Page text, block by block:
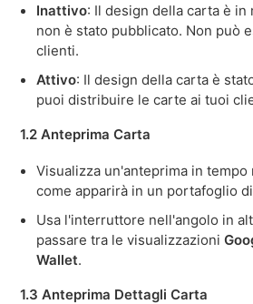
Inattivo: Il design della carta è in
non è stato pubblicato. Non può
clienti.
Attivo: Il design della carta è
puoi distribuire le carte ai tuoi
1.2 Anteprima Carta
Visualizza un'anteprima in
come apparirà in un portafoglio
Usa l'interruttore nell'angolo in
passare tra le visualizzazioni
Wallet.
1.3 Anteprima Dettagli Carta